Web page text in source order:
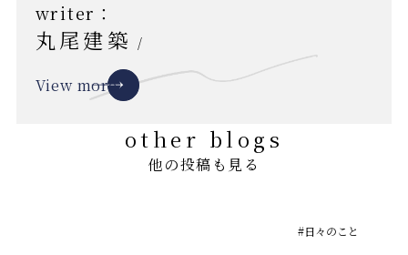
writer：
丸尾建築 /
View more
other blogs
他の投稿も見る
#日々のこと